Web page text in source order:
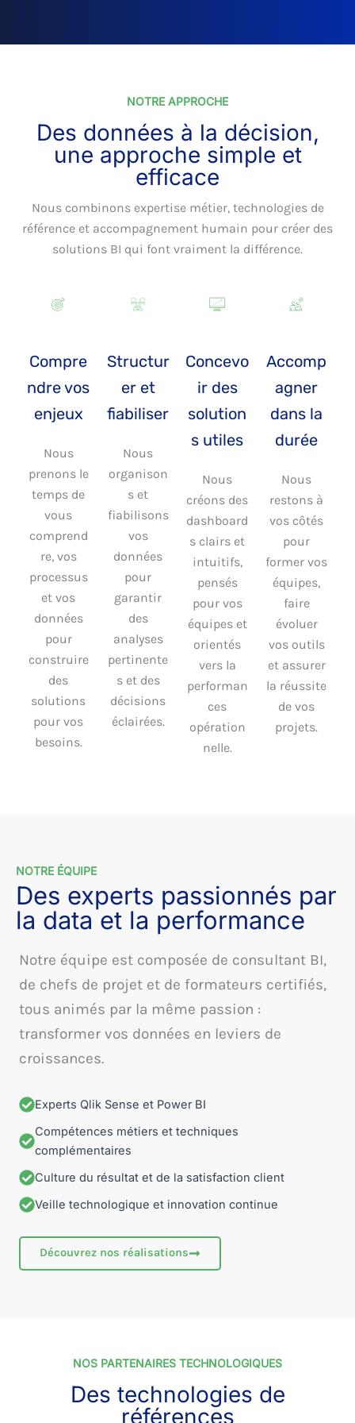
NOTRE APPROCHE
Des données à la décision,
une approche simple et
efficace
Nous combinons expertise métier, technologies de
référence et accompagnement humain pour créer des
solutions BI qui font vraiment la différence.
Compre
ndre vos
enjeux
Nous
prenons le
temps de
vous
comprend
re, vos
processus
et vos
données
pour
construire
des
solutions
pour vos
besoins.
Structur
er et
fiabiliser
Nous
organison
s et
fiabilisons
vos
données
pour
garantir
des
analyses
pertinente
s et des
décisions
éclairées.
Concevo
ir des
solution
s utiles
Nous
créons des
dashboard
s clairs et
intuitifs,
pensés
pour vos
équipes et
orientés
vers la
performan
ces
opération
nelle.
Accomp
agner
dans la
durée
Nous
restons à
vos côtés
pour
former vos
équipes,
faire
évoluer
vos outils
et assurer
la réussite
de vos
projets.
NOTRE ÉQUIPE
Des experts passionnés par
la data et la performance
Notre équipe est composée de consultant BI,
de chefs de projet et de formateurs certifiés,
tous animés par la même passion :
transformer vos données en leviers de
croissances.
Experts Qlik Sense et Power BI
Compétences métiers et techniques
complémentaires
Culture du résultat et de la satisfaction client
Veille technologique et innovation continue
Découvrez nos réalisations
NOS PARTENAIRES TECHNOLOGIQUES
Des technologies de
références